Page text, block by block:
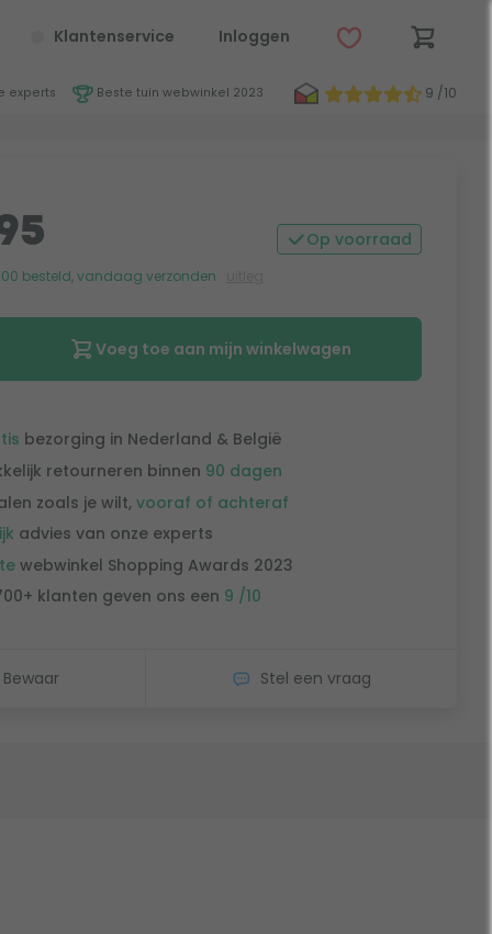
Klantenservice Inloggen
experts Beste tuin webwinkel 2023
9 /10
Op voorraad
besteld, vandaag verzonden
Voeg toe aan mijn winkelwagen
bezorging in Nederland & België
retourneren binnen 90 dagen
zoals je wilt,vooraf of achteraf
advies van onze experts
webwinkel Shopping Awards 2023
klanten geven ons een 9 /10
Bewaar Stel een vraag